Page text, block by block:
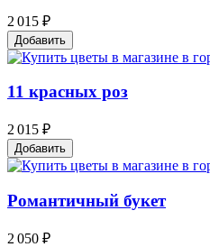
2 015 ₽
Добавить
11 красных роз
2 015 ₽
Добавить
Романтичный букет
2 050 ₽